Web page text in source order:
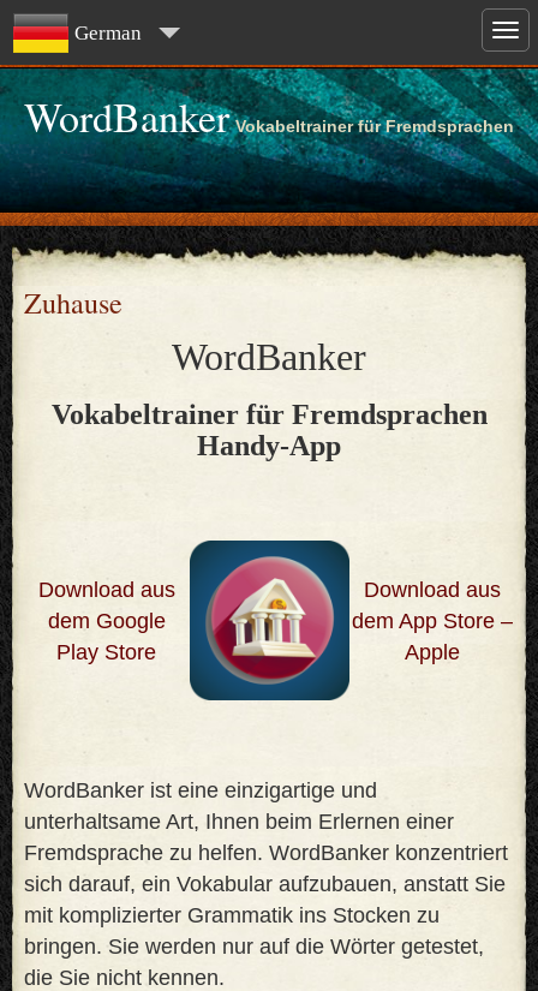
German
WordBanker Vokabeltrainer für Fremdsprachen
Zuhause
WordBanker
Vokabeltrainer für Fremdsprachen
Handy-App
Download aus
dem Google
Play Store
Download aus
dem App Store –
Apple
WordBanker ist eine einzigartige und
unterhaltsame Art, Ihnen beim Erlernen einer
Fremdsprache zu helfen. WordBanker konzentriert
sich darauf, ein Vokabular aufzubauen, anstatt Sie
mit komplizierter Grammatik ins Stocken zu
bringen. Sie werden nur auf die Wörter getestet,
die Sie nicht kennen.